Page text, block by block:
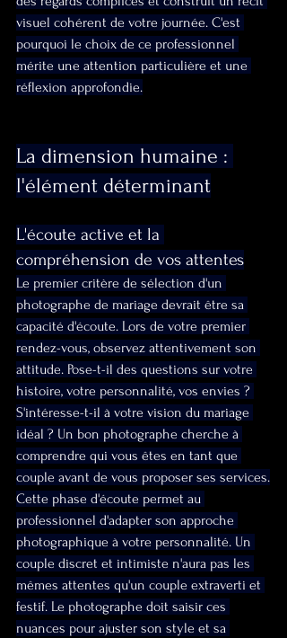
visuel cohérent de votre journée. C'est
pourquoi le choix de ce professionnel
mérite une attention particulière et une
réflexion approfondie.
La dimension humaine :
l'élément déterminant
L'écoute active et la
compréhension de vos attentes
Le premier critère de sélection d'un
photographe de mariage devrait être sa
capacité d'écoute. Lors de votre premier
rendez-vous, observez attentivement son
attitude. Pose-t-il des questions sur votre
histoire, votre personnalité, vos envies ?
S'intéresse-t-il à votre vision du mariage
idéal ? Un bon photographe cherche à
comprendre qui vous êtes en tant que
couple avant de vous proposer ses services.
Cette phase d'écoute permet au
professionnel d'adapter son approche
photographique à votre personnalité. Un
couple discret et intimiste n'aura pas les
mêmes attentes qu'un couple extraverti et
festif. Le photographe doit saisir ces
nuances pour ajuster son style et sa